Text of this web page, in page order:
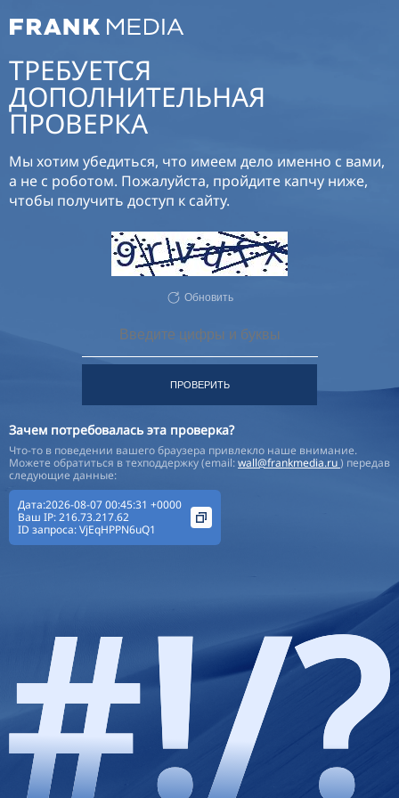
ТРЕБУЕТСЯ
ДОПОЛНИТЕЛЬНАЯ
ПРОВЕРКА
Мы хотим убедиться, что имеем дело именно с вами,
а не с роботом. Пожалуйста, пройдите капчу ниже,
чтобы получить доступ к сайту.
Обновить
ПРОВЕРИТЬ
Зачем потребовалась эта проверка?
Что-то в поведении вашего браузера привлекло наше внимание.
Можете обратиться в техподдержку (email:wall@frankmedia.ru) передав
следующие данные:
Дата:2026-08-07 00:45:31 +0000
Ваш IP:216.73.217.62
ID запроса:VjEqHPPN6uQ1